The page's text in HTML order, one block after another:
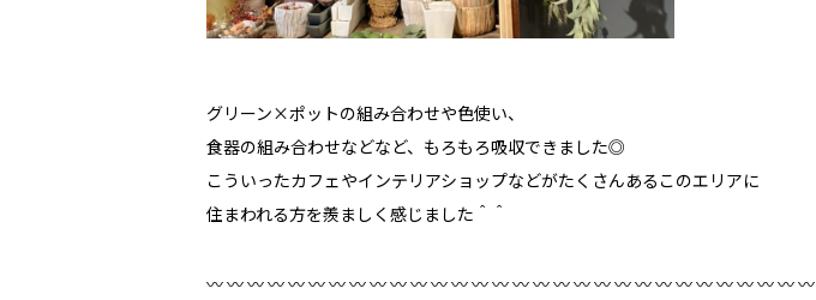
グリーン×ポットの組み合わせや色使い、
食器の組み合わせなどなど、もろもろ吸収できました◎
こういったカフェやインテリアショップなどがたくさんあるこのエリアに
住まわれる方を羨ましく感じました＾＾
〰️ 〰️ 〰️ 〰️ 〰️ 〰️ 〰️ 〰️ 〰️ 〰️ 〰️ 〰️ 〰️ 〰️ 〰️ 〰️ 〰️ 〰️ 〰️ 〰️ 〰️ 〰️ 〰️ 〰️ 〰️ 〰️ 〰️ 〰️ 〰️ 〰️